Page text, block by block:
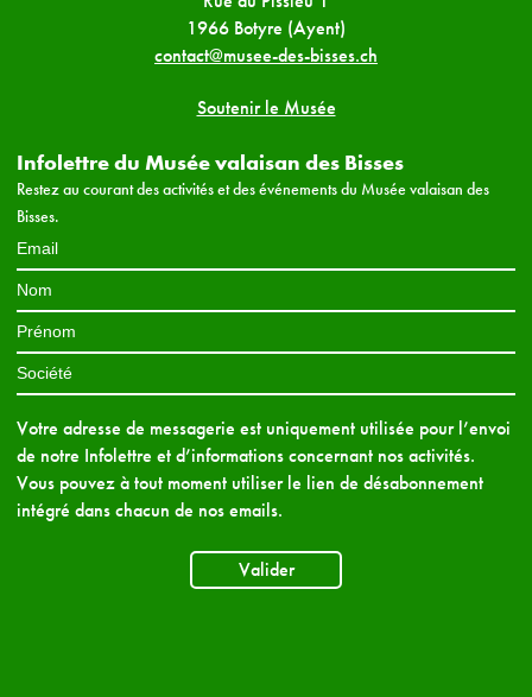
1966 Botyre (Ayent)
contact@musee-des-bisses.ch
Soutenir le Musée
Infolettre du Musée valaisan des Bisses
Restez au courant des activités et des événements du Musée valaisan des
Bisses.
Votre adresse de messagerie est uniquement utilisée pour l’envoi
de notre Infolettre et d’informations concernant nos activités.
Vous pouvez à tout moment utiliser le lien de désabonnement
intégré dans chacun de nos emails.